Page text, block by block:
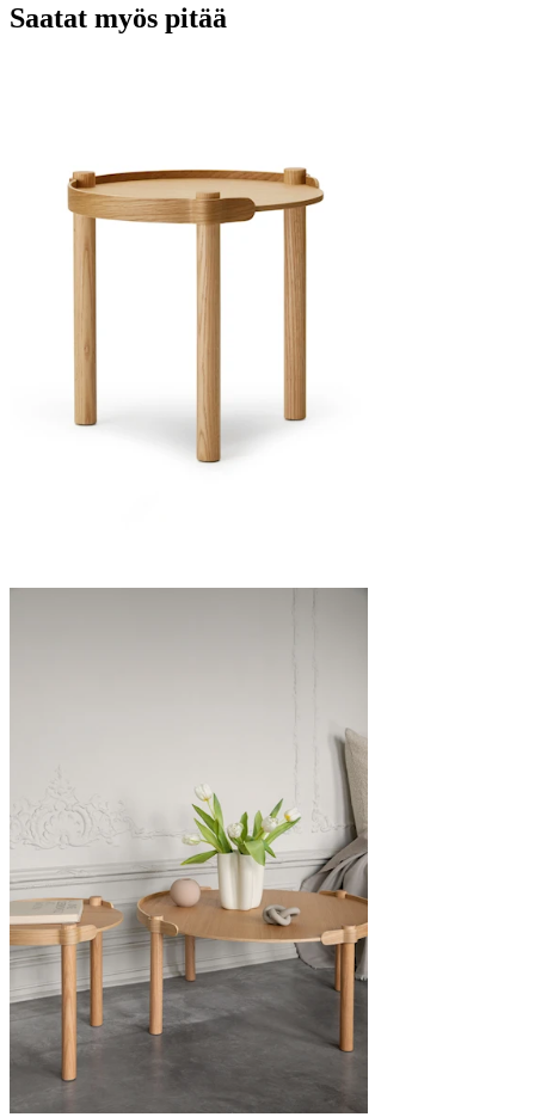
Saatat myös pitää